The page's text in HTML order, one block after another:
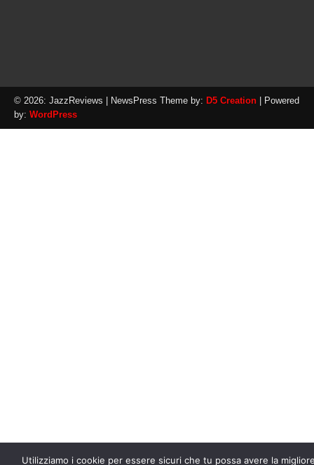
© 2026: JazzReviews | NewsPress Theme by: D5 Creation | Powered
by: WordPress
Utilizziamo i cookie per essere sicuri che tu possa avere la